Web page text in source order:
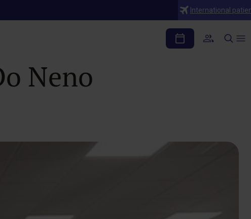
International
de HM
Neno